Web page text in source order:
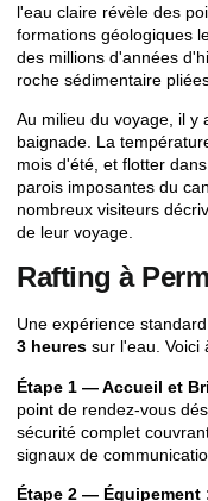
l'eau claire révèle des
formations géologiques
des millions d'années
roche sédimentaire
Au milieu du voyage, il y
baignade. La
mois d'été, et flotter
parois imposantes du
nombreux visiteurs
de leur voyage.
Rafting à
Une expérience
3 heures sur l'eau. Voici
Étape 1 — Accueil et
point de rendez-vous
sécurité complet
signaux de
Étape 2 — Équipement